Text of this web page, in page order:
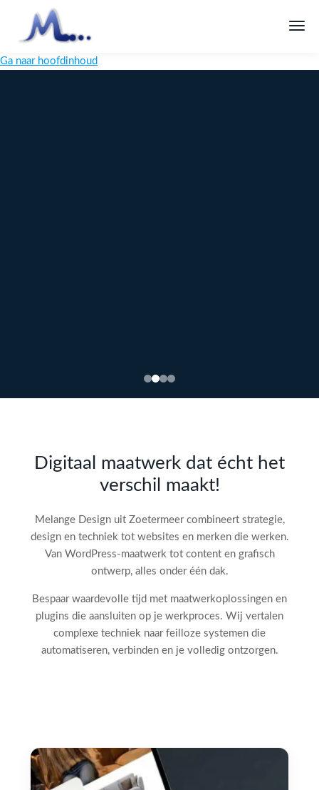
Ga naar hoofdinhoud
de SEO-
audit
Digitaal maatwerk dat écht het
verschil maakt!
Melange Design uit Zoetermeer combineert strategie,
design en techniek tot websites en merken die werken.
Van WordPress-maatwerk tot content en grafisch
ontwerp, alles onder één dak.
Bespaar waardevolle tijd met maatwerkoplossingen en
plugins die aansluiten op je werkproces. Wij vertalen
complexe techniek naar feilloze systemen die
automatiseren, verbinden en je volledig ontzorgen.